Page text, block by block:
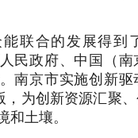
联合的发展得到
民政府、中国（
南京市实施创新
，为创新资源汇聚
土壤。